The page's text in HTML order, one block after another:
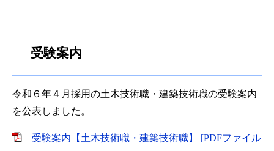
受験案内
令和６年４月採用の土木技術職・建築技術職の受験案内
を公表しました。
受験案内【土木技術職・建築技術職】 [PDFファイル